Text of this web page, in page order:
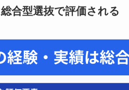
合型選抜で評価される